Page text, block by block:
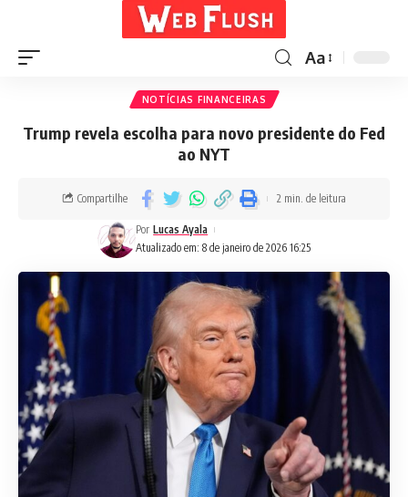
Aa
NOTÍCIAS FINANCEIRAS
Trump revela escolha para novo presidente do Fed
ao NYT
Atualizado em: 8 de janeiro de 2026 16:25
Por Lucas Ayala
Compartilhe 2 min. de leitura